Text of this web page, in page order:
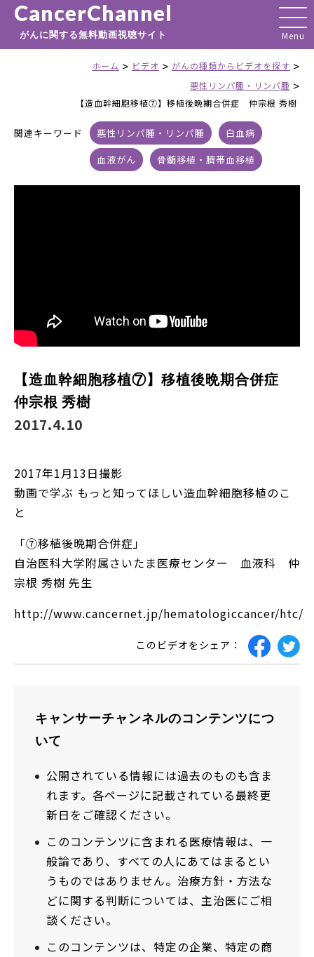
CancerChannel
がんに関する無料動画視聴サイト
ホーム > ビデオ > がんの種類からビデオを探す >
悪性リンパ腫・リンパ腫 >
【造血幹細胞移植⑦】移植後晩期合併症 仲宗根 秀樹
関連キーワード 悪性リンパ腫・リンパ腫
白血病
血液がん
骨髄移植・臍帯血移植
【造血幹細胞移植⑦】移植後晩期合併症
仲宗根 秀樹
2017.4.10
2017年1月13日撮影
動画で学ぶ もっと知ってほしい造血幹細胞移植のこ
と
「⑦移植後晩期合併症」
自治医科大学附属さいたま医療センター 血液科 仲
宗根 秀樹 先生
http://www.cancernet.jp/hematologiccancer/htc/
このビデオをシェア：
キャンサーチャンネルのコンテンツにつ
いて
公開されている情報には過去のものも含ま
れます。各ページに記載されている最終更
新日をご確認ください。
このコンテンツに含まれる医療情報は、一
般論であり、すべての人にあてはまるとい
うものではありません。治療方針・方法な
どに関する判断については、主治医にご相
談ください。
このコンテンツは、特定の企業、特定の商